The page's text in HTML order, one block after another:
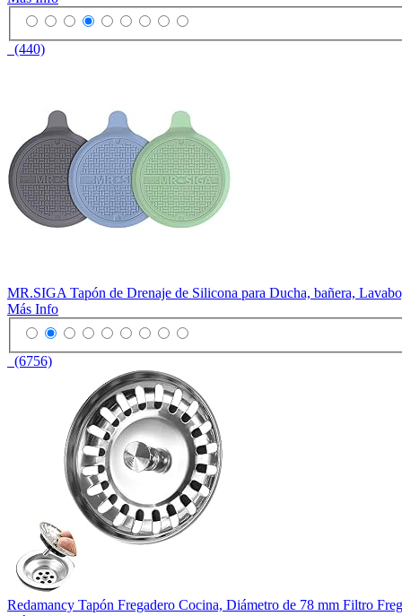
(440)
MR.SIGA Tapón de Drenaje de Silicona para Ducha, bañera,
Más Info
(6756)
Redamancy Tapón Fregadero Cocina, Diámetro de 78 mm Filtro